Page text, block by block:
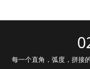
每一个直角，弧度，拼接